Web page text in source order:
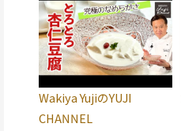
Wakiya YujiのYUJI
CHANNEL